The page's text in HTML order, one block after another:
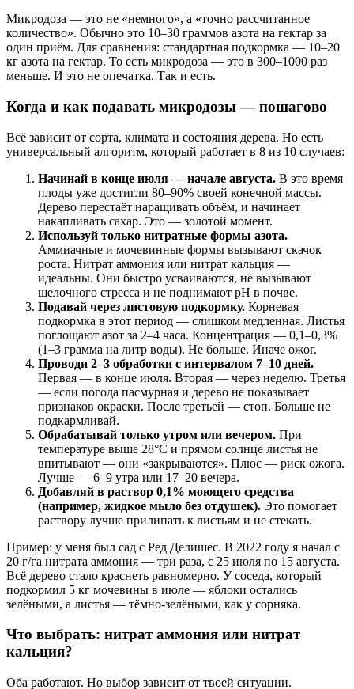
Микродоза — это не «немного», а «точно рассчитанное
количество». Обычно это 10–30 граммов азота на гектар за
один приём. Для сравнения: стандартная подкормка — 10–20
кг азота на гектар. То есть микродоза — это в 300–1000 раз
меньше. И это не опечатка. Так и есть.
Когда и как подавать микродозы — пошагово
Всё зависит от сорта, климата и состояния дерева. Но есть
универсальный алгоритм, который работает в 8 из 10 случаев:
Начинай в конце июля — начале августа. В это время
плоды уже достигли 80–90% своей конечной массы.
Дерево перестаёт наращивать объём, и начинает
накапливать сахар. Это — золотой момент.
Используй только нитратные формы азота.
Аммиачные и мочевинные формы вызывают скачок
роста. Нитрат аммония или нитрат кальция —
идеальны. Они быстро усваиваются, не вызывают
щелочного стресса и не поднимают рН в почве.
Подавай через листовую подкормку. Корневая
подкормка в этот период — слишком медленная. Листья
поглощают азот за 2–4 часа. Концентрация — 0,1–0,3%
(1–3 грамма на литр воды). Не больше. Иначе ожог.
Проводи 2–3 обработки с интервалом 7–10 дней.
Первая — в конце июля. Вторая — через неделю. Третья
— если погода пасмурная и дерево не показывает
признаков окраски. После третьей — стоп. Больше не
подкармливай.
Обрабатывай только утром или вечером. При
температуре выше 28°C и прямом солнце листья не
впитывают — они «закрываются». Плюс — риск ожога.
Лучше — 6–9 утра или 17–20 вечера.
Добавляй в раствор 0,1% моющего средства
(например, жидкое мыло без отдушек). Это помогает
раствору лучше прилипать к листьям и не стекать.
Пример: у меня был сад с Ред Делишес. В 2022 году я начал с
20 г/га нитрата аммония — три раза, с 25 июля по 15 августа.
Всё дерево стало краснеть равномерно. У соседа, который
подкормил 5 кг мочевины в июле — яблоки остались
зелёными, а листья — тёмно-зелёными, как у сорняка.
Что выбрать: нитрат аммония или нитрат
кальция?
Оба работают. Но выбор зависит от твоей ситуации.